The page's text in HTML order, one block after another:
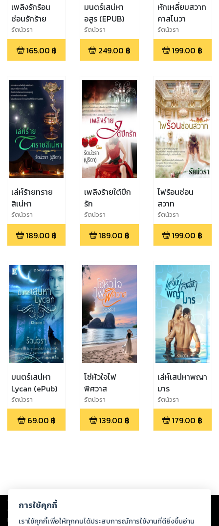
เพลิงรักร้อน
ซ่อนรักร้าย
รัตน์วรา
165.00 ฿
มนตร์เสน่หา
อสูร (EPUB)
รัตน์วรา
249.00 ฿
หักเหลี่ยมสวาท
คาสโนวา
รัตน์วรา
199.00 ฿
เล่ห์ร้ายทราย
สิเน่หา
รัตน์วรา
189.00 ฿
เพลิงร้ายใต้ปีก
รัก
รัตน์วรา
189.00 ฿
ไฟร้อนซ่อน
สวาท
รัตน์วรา
199.00 ฿
มนตร์เสน่หา
Lycan (ePub)
รัตน์วรา
69.00 ฿
โซ่หัวใจไฟ
พิศวาส
รัตน์วรา
139.00 ฿
เล่ห์เสน่หาพญา
มาร
รัตน์วรา
179.00 ฿
Copyright © 2026
ต่อผลงานหรือเนื้อหาใดที่อัปโหลดผ่านเว็บไซต์และปรากฏว่าละเมิดสิทธิใน
ทรัพย์สินทางปัญญาของบุคคลอื่นหรือขัดต่อกฎหมายและศีลธรรม ดังนั้น ผู้อ่าน
การใช้คุกกี้
เราใช้คุกกี้เพื่อให้ทุกคนได้ประสบการณ์การใช้งานที่ดียิ่งขึ้นอ่าน